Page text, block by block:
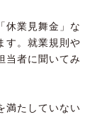
休業見舞金」な
す。就業規則や
当者に聞いてみ
満たしていない